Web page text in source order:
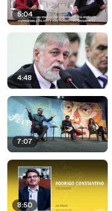
5:04
4:48
7:07
8:50